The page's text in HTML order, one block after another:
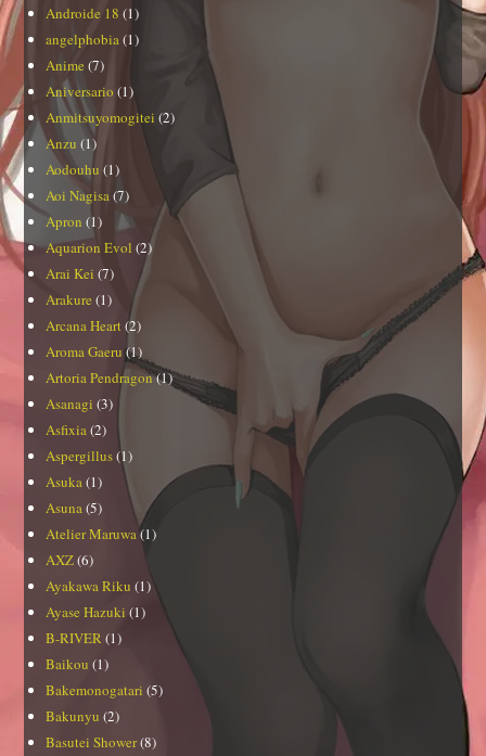
Androide 18 (1)
angelphobia(1)
Anime (7)
Aniversario (1)
Anmitsuyomogitei (2)
Anzu (1)
Aodouhu (1)
Aoi Nagisa(7)
Apron (1)
Aquarion Evol (2)
Arai Kei (7)
Arakure (1)
Arcana Heart(2)
Aroma Gaeru(1)
Artoria Pendragon(1)
Asanagi (3)
Asfixia(2)
Aspergillus(1)
Asuka(1)
Asuna(5)
Atelier Maruwa(1)
AXZ(6)
Ayakawa Riku (1)
Ayase Hazuki (1)
B-RIVER (1)
Baikou (1)
Bakemonogatari (5)
Bakunyu (2)
Basutei Shower(8)